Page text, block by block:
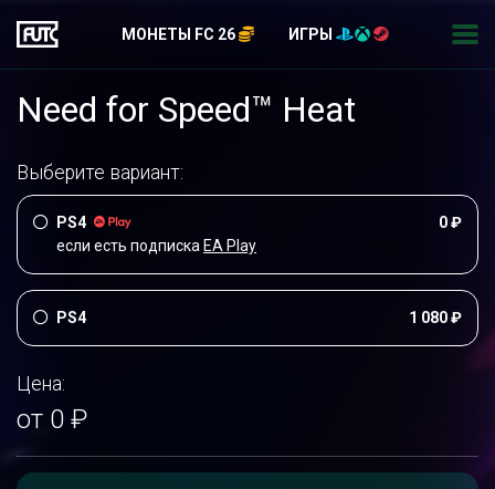
МОНЕТЫ FC 26 ИГРЫ
Need for Speed™ Heat
Выберите вариант:
PS4
если есть подписка EA Play
0 ₽
PS4 1 080 ₽
Цена:
от 0 ₽